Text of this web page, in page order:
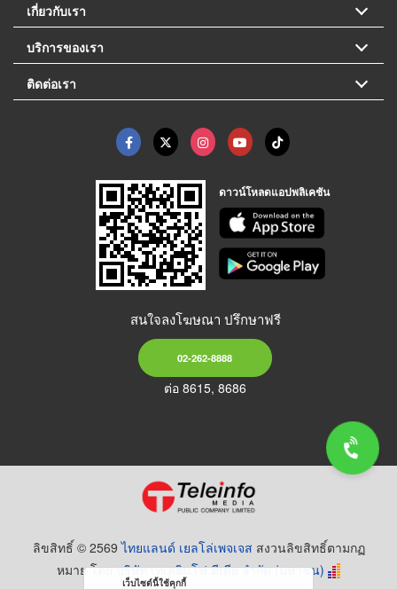
เกี่ยวกับเรา
บริการของเรา
ติดต่อเรา
ดาวน์โหลดแอปพลิเคชัน
สนใจลงโฆษณา ปรึกษาฟรี
02-262-8888
ต่อ 8615, 8686
ลิขสิทธิ์ © 2569ไทยแลนด์ เยลโล่เพจเจส สงวนลิขสิทธิ์ตามกฏ
หมาย โดยบริษัท เทเลอินโฟ มีเดีย จำกัด (มหาชน)
เว็บไซต์นี้ใช้คุกกี้